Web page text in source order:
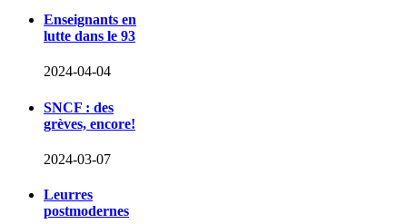
Enseignants en
lutte dans le 93
2024-04-04
SNCF : des
grèves, encore!
2024-03-07
Leurres
postmodernes